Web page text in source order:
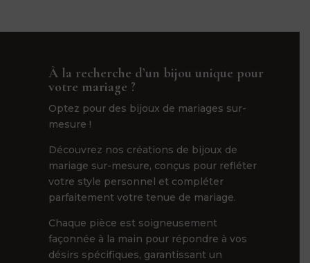
À la recherche d’un bijou unique pour
votre mariage ?
Optez pour des bijoux de mariages sur-
mesure !
Découvrez nos créations de bijoux de
mariage sur-mesure, conçus pour refléter
votre style personnel et compléter
parfaitement votre tenue de mariage.
Chaque pièce est soigneusement
façonnée à la main pour répondre à vos
désirs spécifiques, garantissant un